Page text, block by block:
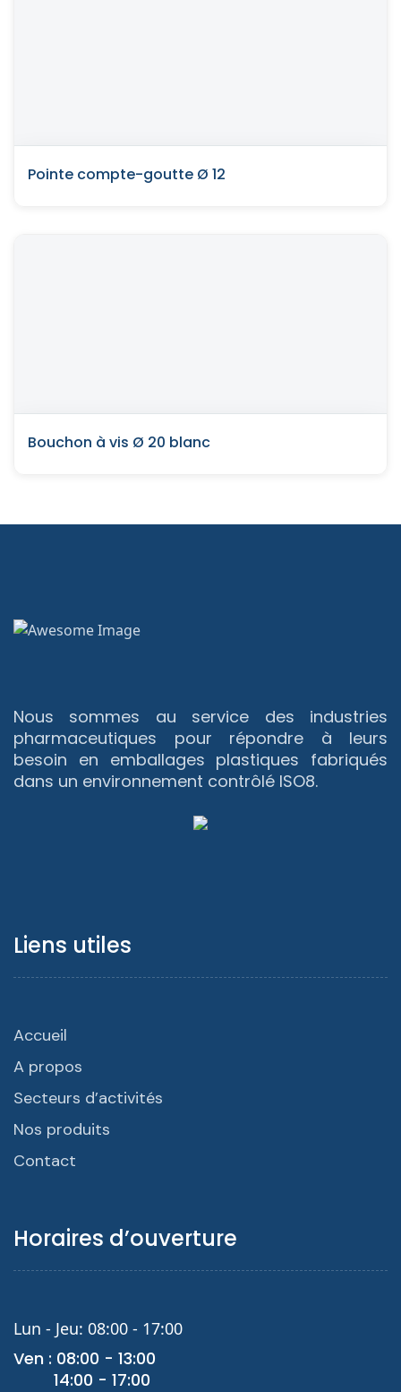
Pointe compte-goutte Ø 12
Bouchon à vis Ø 20 blanc
Nous sommes au service des industries
pharmaceutiques pour répondre à leurs
besoin en emballages plastiques fabriqués
dans un environnement contrôlé ISO8.
Liens utiles
Accueil
A propos
Secteurs d’activités
Nos produits
Contact
Horaires d’ouverture
Lun - Jeu: 08:00 - 17:00
Ven : 08:00 - 13:00
14:00 - 17:00